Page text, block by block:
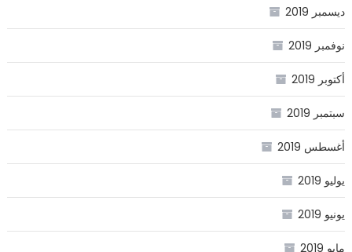
ديسمبر 2019
نوفمبر 2019
أكتوبر 2019
سبتمبر 2019
أغسطس 2019
يوليو 2019
يونيو 2019
مايو 2019